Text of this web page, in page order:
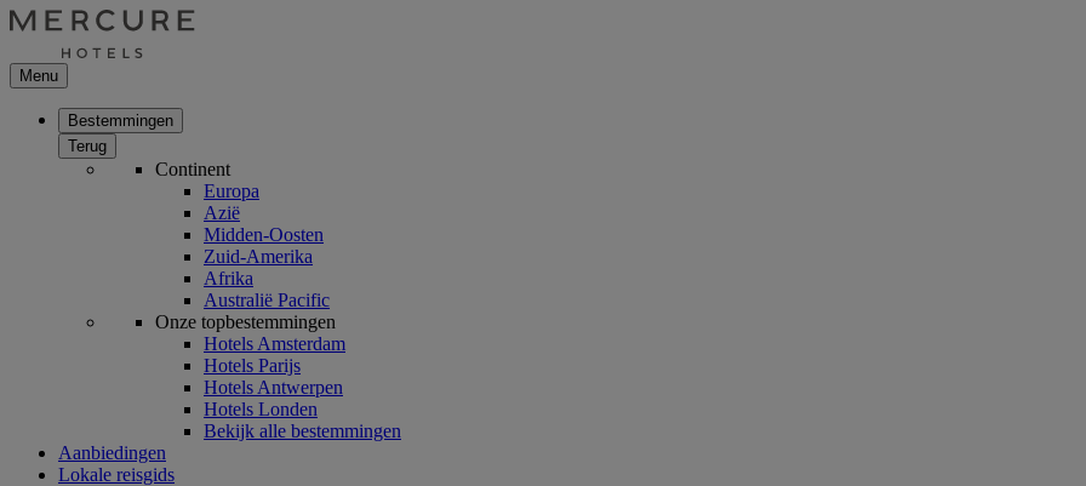
Menu
Bestemmingen
Terug
Continent
Europa
Azië
Midden-Oosten
Zuid-Amerika
Afrika
Australië Pacific
Onze topbestemmingen
Hotels Amsterdam
Hotels Parijs
Hotels Antwerpen
Hotels Londen
Bekijk alle bestemmingen
Aanbiedingen
Lokale reisgids